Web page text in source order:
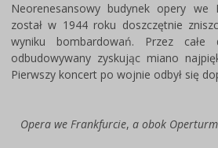
Neorenesansowy budynek opery we
został w 1944 roku doszczętnie
wyniku bombardowań. Przez całe
odbudowywany zyskując miano
Pierwszy koncert po wojnie odbył się
Opera we Frankfurcie, a obok